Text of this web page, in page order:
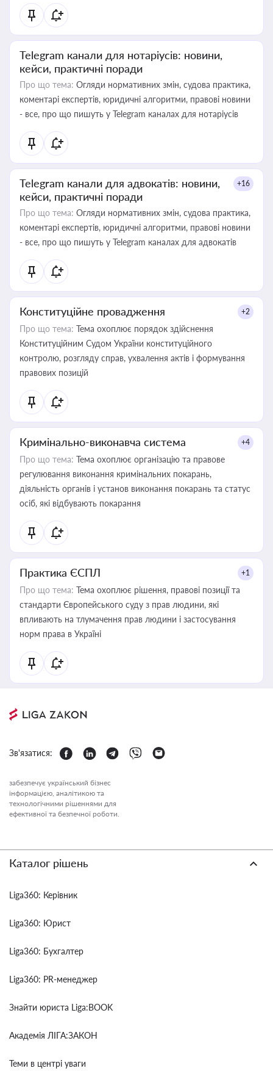
Telegram канали для нотаріусів: новини,
кейси, практичні поради
Про що тема: Огляди нормативних змін, судова практика,
коментарі експертів, юридичні алгоритми, правові новини
- все, про що пишуть у Telegram каналах для нотаріусів
Telegram канали для адвокатів: новини,
кейси, практичні поради
+16
Про що тема: Огляди нормативних змін, судова практика,
коментарі експертів, юридичні алгоритми, правові новини
- все, про що пишуть у Telegram каналах для адвокатів
Конституційне провадження +2
Про що тема: Тема охоплює порядок здійснення
Конституційним Судом України конституційного
контролю, розгляду справ, ухвалення актів і формування
правових позицій
Кримінально-виконавча система +4
Про що тема: Тема охоплює організацію та правове
регулювання виконання кримінальних покарань,
діяльність органів і установ виконання покарань та статус
осіб, які відбувають покарання
Практика ЄСПЛ +1
Про що тема: Тема охоплює рішення, правові позиції та
стандарти Європейського суду з прав людини, які
впливають на тлумачення прав людини і застосування
норм права в Україні
Зв'язатися:
забезпечує український бізнес
інформацією, аналітикою та
технологічними рішеннями для
ефективної та безпечної роботи.
Каталог рішень
Liga360: Керівник
Liga360: Юрист
Liga360: Бухгалтер
Liga360: PR-менеджер
Знайти юриста Liga:BOOK
Академія ЛІГА:ЗАКОН
Теми в центрі уваги